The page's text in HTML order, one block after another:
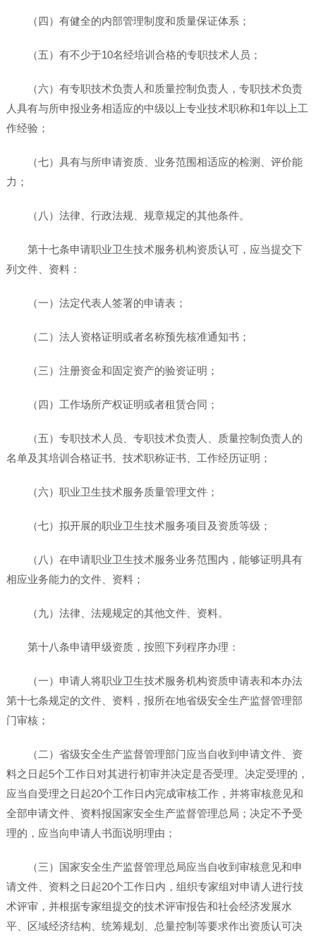
（四）有健全的内部管理制度和质量保证体系；
（五）有不少于10名经培训合格的专职技术人员；
（六）有专职技术负责人和质量控制负责人，专职技术负责
人具有与所申报业务相适应的中级以上专业技术职称和1年以上工
作经验；
（七）具有与所申请资质、业务范围相适应的检测、评价能
力；
（八）法律、行政法规、规章规定的其他条件。
第十七条申请职业卫生技术服务机构资质认可，应当提交下
列文件、资料：
（一）法定代表人签署的申请表；
（二）法人资格证明或者名称预先核准通知书；
（三）注册资金和固定资产的验资证明；
（四）工作场所产权证明或者租赁合同；
（五）专职技术人员、专职技术负责人、质量控制负责人的
名单及其培训合格证书、技术职称证书、工作经历证明；
（六）职业卫生技术服务质量管理文件；
（七）拟开展的职业卫生技术服务项目及资质等级；
（八）在申请职业卫生技术服务业务范围内，能够证明具有
相应业务能力的文件、资料；
（九）法律、法规规定的其他文件、资料。
第十八条申请甲级资质，按照下列程序办理：
（一）申请人将职业卫生技术服务机构资质申请表和本办法
第十七条规定的文件、资料，报所在地省级安全生产监督管理部
门审核；
（二）省级安全生产监督管理部门应当自收到申请文件、资
料之日起5个工作日对其进行初审并决定是否受理。决定受理的，
应当自受理之日起20个工作日内完成审核工作，并将审核意见和
全部申请文件、资料报国家安全生产监督管理总局；决定不予受
理的，应当向申请人书面说明理由；
（三）国家安全生产监督管理总局应当自收到审核意见和申
请文件、资料之日起20个工作日内，组织专家组对申请人进行技
术评审，并根据专家组提交的技术评审报告和社会经济发展水
平、区域经济结构、统筹规划、总量控制等要求作出资质认可决